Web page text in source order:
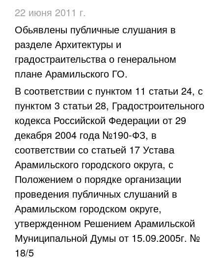
22 июня 2011 г.
Обьявлены публичные слушания в
разделе Архитектуры и
градостраительства о генеральном
плане Арамильского ГО.
В соответствии с пунктом 11 статьи 24, с
пунктом 3 статьи 28, Градостроительного
кодекса Российской Федерации от 29
декабря 2004 года №190-ФЗ, в
соответствии со статьей 17 Устава
Арамильского городского округа, с
Положением о порядке организации
проведения публичных слушаний в
Арамильском городском округе,
утвержденном Решением Арамильской
Муниципальной Думы от 15.09.2005г. №
18/5